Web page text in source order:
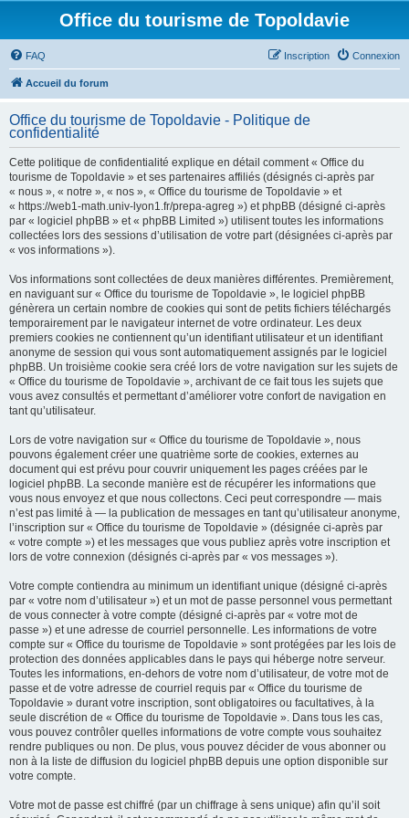
Office du tourisme de Topoldavie
FAQ Connexion
Inscription
Accueil du forum
Office du tourisme de Topoldavie - Politique de
confidentialité
Cette politique de confidentialité explique en détail comment « Office du
tourisme de Topoldavie » et ses partenaires affiliés (désignés ci-après par
« nous », « notre », « nos », « Office du tourisme de Topoldavie » et
« https://web1-math.univ-lyon1.fr/prepa-agreg ») et phpBB (désigné ci-après
par « logiciel phpBB » et « phpBB Limited ») utilisent toutes les informations
collectées lors des sessions d’utilisation de votre part (désignées ci-après par
« vos informations »).
Vos informations sont collectées de deux manières différentes. Premièrement,
en naviguant sur « Office du tourisme de Topoldavie », le logiciel phpBB
génèrera un certain nombre de cookies qui sont de petits fichiers téléchargés
temporairement par le navigateur internet de votre ordinateur. Les deux
premiers cookies ne contiennent qu’un identifiant utilisateur et un identifiant
anonyme de session qui vous sont automatiquement assignés par le logiciel
phpBB. Un troisième cookie sera créé lors de votre navigation sur les sujets de
« Office du tourisme de Topoldavie », archivant de ce fait tous les sujets que
vous avez consultés et permettant d’améliorer votre confort de navigation en
tant qu’utilisateur.
Lors de votre navigation sur « Office du tourisme de Topoldavie », nous
pouvons également créer une quatrième sorte de cookies, externes au
document qui est prévu pour couvrir uniquement les pages créées par le
logiciel phpBB. La seconde manière est de récupérer les informations que
vous nous envoyez et que nous collectons. Ceci peut correspondre — mais
n’est pas limité à — la publication de messages en tant qu’utilisateur anonyme,
l’inscription sur « Office du tourisme de Topoldavie » (désignée ci-après par
« votre compte ») et les messages que vous publiez après votre inscription et
lors de votre connexion (désignés ci-après par « vos messages »).
Votre compte contiendra au minimum un identifiant unique (désigné ci-après
par « votre nom d’utilisateur ») et un mot de passe personnel vous permettant
de vous connecter à votre compte (désigné ci-après par « votre mot de
passe ») et une adresse de courriel personnelle. Les informations de votre
compte sur « Office du tourisme de Topoldavie » sont protégées par les lois de
protection des données applicables dans le pays qui héberge notre serveur.
Toutes les informations, en-dehors de votre nom d’utilisateur, de votre mot de
passe et de votre adresse de courriel requis par « Office du tourisme de
Topoldavie » durant votre inscription, sont obligatoires ou facultatives, à la
seule discrétion de « Office du tourisme de Topoldavie ». Dans tous les cas,
vous pouvez contrôler quelles informations de votre compte vous souhaitez
rendre publiques ou non. De plus, vous pouvez décider de vous abonner ou
non à la liste de diffusion du logiciel phpBB depuis une option disponible sur
votre compte.
Votre mot de passe est chiffré (par un chiffrage à sens unique) afin qu’il soit